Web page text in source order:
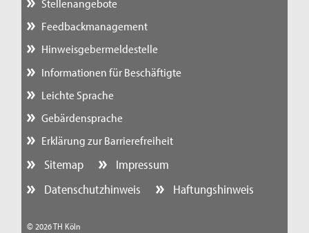
Stellenangebote
Feedbackmanagement
Hinweisgebermeldestelle
Informationen für Beschäftigte
Leichte Sprache
Gebärdensprache
Erklärung zur Barrierefreiheit
Sitemap
Impressum
Datenschutzhinweis
Haftungshinweis
© 2026 TH Köln